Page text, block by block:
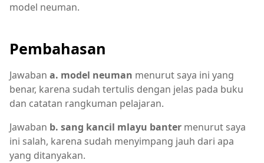
model neuman.
Pembahasan
Jawaban a. model neuman menurut saya ini yang
benar, karena sudah tertulis dengan jelas pada buku
dan catatan rangkuman pelajaran.
Jawaban b. sang kancil mlayu banter menurut saya
ini salah, karena sudah menyimpang jauh dari apa
yang ditanyakan.